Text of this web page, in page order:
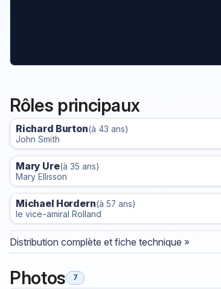
Rôles principaux
Richard Burton(à 43 ans)
John Smith
Mary Ure(à 35 ans)
Mary Ellisson
Michael Hordern(à 57 ans)
le vice-amiral Rolland
Distribution complète et fiche technique »
Photos 7